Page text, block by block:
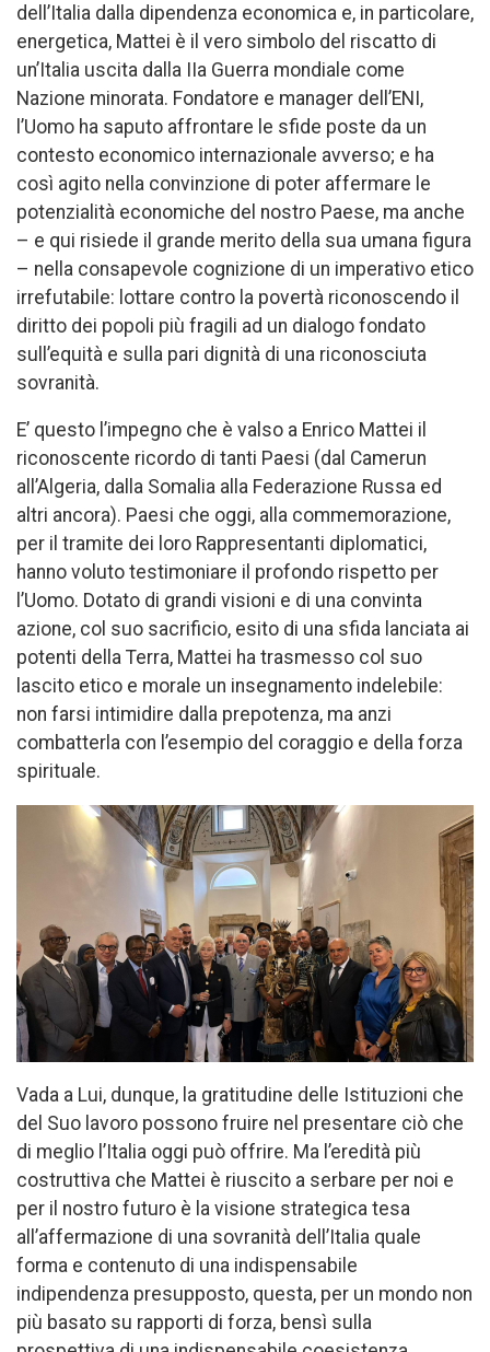
dell’Italia dalla dipendenza economica e, in particolare,
energetica, Mattei è il vero simbolo del riscatto di
un’Italia uscita dalla IIa Guerra mondiale come
Nazione minorata. Fondatore e manager dell’ENI,
l’Uomo ha saputo affrontare le sfide poste da un
contesto economico internazionale avverso; e ha
così agito nella convinzione di poter affermare le
potenzialità economiche del nostro Paese, ma anche
– e qui risiede il grande merito della sua umana figura
– nella consapevole cognizione di un imperativo etico
irrefutabile: lottare contro la povertà riconoscendo il
diritto dei popoli più fragili ad un dialogo fondato
sull’equità e sulla pari dignità di una riconosciuta
sovranità.
E’ questo l’impegno che è valso a Enrico Mattei il
riconoscente ricordo di tanti Paesi (dal Camerun
all’Algeria, dalla Somalia alla Federazione Russa ed
altri ancora). Paesi che oggi, alla commemorazione,
per il tramite dei loro Rappresentanti diplomatici,
hanno voluto testimoniare il profondo rispetto per
l’Uomo. Dotato di grandi visioni e di una convinta
azione, col suo sacrificio, esito di una sfida lanciata ai
potenti della Terra, Mattei ha trasmesso col suo
lascito etico e morale un insegnamento indelebile:
non farsi intimidire dalla prepotenza, ma anzi
combatterla con l’esempio del coraggio e della forza
spirituale.
Vada a Lui, dunque, la gratitudine delle Istituzioni che
del Suo lavoro possono fruire nel presentare ciò che
di meglio l’Italia oggi può offrire. Ma l’eredità più
costruttiva che Mattei è riuscito a serbare per noi e
per il nostro futuro è la visione strategica tesa
all’affermazione di una sovranità dell’Italia quale
forma e contenuto di una indispensabile
indipendenza presupposto, questa, per un mondo non
più basato su rapporti di forza, bensì sulla